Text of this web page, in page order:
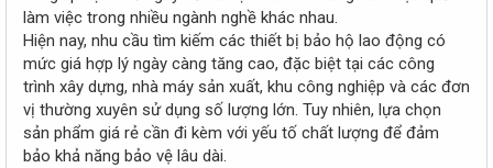
làm việc trong nhiều ngành nghề khác nhau.
Hiện nay, nhu cầu tìm kiếm các thiết bị bảo hộ lao động có
mức giá hợp lý ngày càng tăng cao, đặc biệt tại các công
trình xây dựng, nhà máy sản xuất, khu công nghiệp và các đơn
vị thường xuyên sử dụng số lượng lớn. Tuy nhiên, lựa chọn
sản phẩm giá rẻ cần đi kèm với yếu tố chất lượng để đảm
bảo khả năng bảo vệ lâu dài.